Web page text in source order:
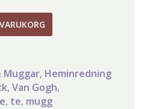
Muggar, Heminredning
,Van Gogh,
, te, mugg